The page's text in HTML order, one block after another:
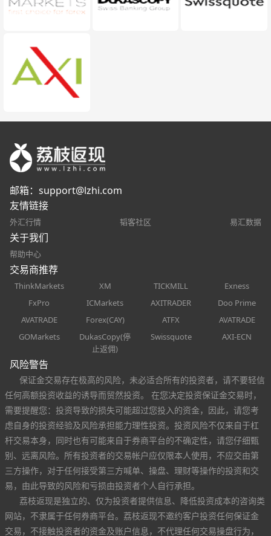
邮箱： support@lzhi.com
友情链接
外汇行情 韬客社区 易汇数据
关于我们
帮助中心
交易商推荐
ThinkMarkets XM TICKMILL
Exness
FxPro
ICMarkets AXITRADER
Doo Prime
AVATRADE
Forex(CAY) ATFX
AVATRADE
GOMarkets
DukasCopy(停
止返佣)
Swissquote AXI-ECN
风险警告
保证金交易存在极高的风险，未必适合所有的投资者，请不要轻信
任何高额投资收益的诱导而贸然投资。 在您决定投资保证金交易时，
需要提醒您：投资导致的损失可能超过您投入的资金，因此，请您考
虑自身的投资经验及风险承担能力理性投资。投资风险不仅来自于杠
杆交易本身，同时也有可能来自于券商平台的不确定性，请您仔细甄
别、远离风险。所有投资者的交易帐户应仅限本人使用，不应交由第
三方操作，对于任何接受第三方喊单、操盘、理财等操作的投资和交
易，由此导致的风险和亏损由投资者个人自行承担。
荔枝返现是独立的、仅为投资者提供信息、降低投资成本的咨询类
网站，不隶属于任何券商平台。荔枝返现不邀约客户投资任何保证金
交易，不接触投资者的资金及账户信息，不代理任何交易操盘行为，